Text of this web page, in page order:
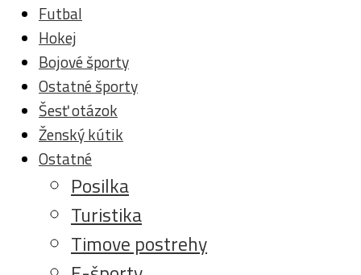
Futbal
Hokej
Bojové športy
Ostatné športy
Šesť otázok
Ženský kútik
Ostatné
Posilka
Turistika
Timove postrehy